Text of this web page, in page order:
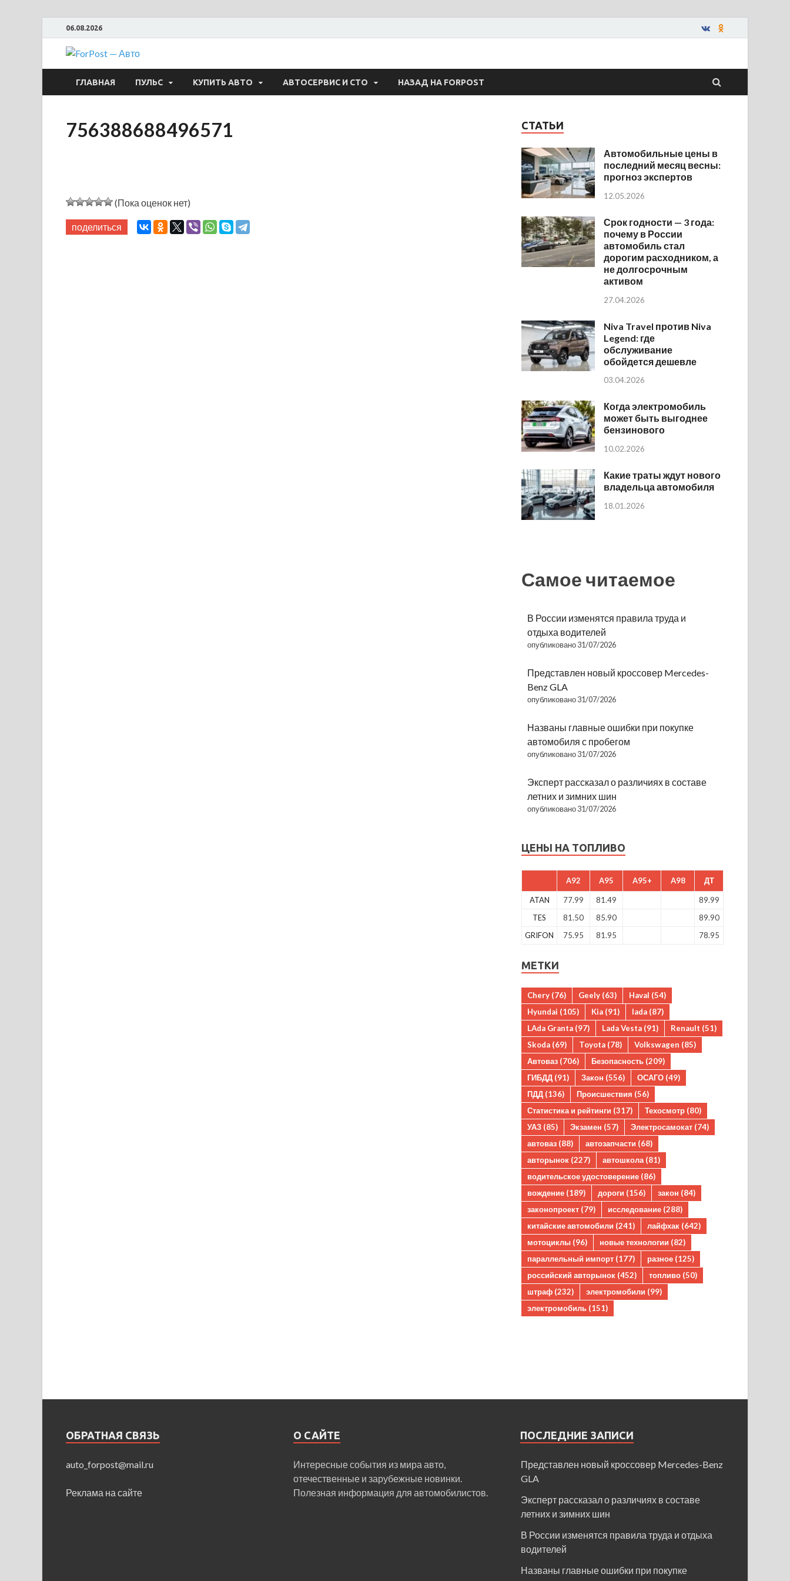
06.08.2026
ForPost — Авто
ГЛАВНАЯ ПУЛЬС КУПИТЬ АВТО АВТОСЕРВИС И СТО НАЗАД НА FORPOST
756388688496571
(Пока оценок нет)
поделиться
СТАТЬИ
Автомобильные цены в
последний месяц весны:
прогноз экспертов
12.05.2026
Срок годности — 3 года:
почему в России
автомобиль стал
дорогим расходником, а
не долгосрочным
активом
27.04.2026
Niva Travel против Niva
Legend: где
обслуживание
обойдется дешевле
03.04.2026
Когда электромобиль
может быть выгоднее
бензинового
10.02.2026
Какие траты ждут нового
владельца автомобиля
18.01.2026
Самое читаемое
В России изменятся правила труда и
отдыха водителей
опубликовано 31/07/2026
Представлен новый кроссовер Mercedes-
Benz GLA
опубликовано 31/07/2026
Названы главные ошибки при покупке
автомобиля с пробегом
опубликовано 31/07/2026
Эксперт рассказал о различиях в составе
летних и зимних шин
опубликовано 31/07/2026
ЦЕНЫ НА ТОПЛИВО
A92 A95 A95+ A98 ДТ
ATAN 77.99 81.49
89.99
TES
81.50 85.90
89.90
GRIFON
75.95 81.95 78.95
МЕТКИ
Chery (76) Geely (63) Haval (54)
Hyundai (105) Kia (91) lada (87)
LAda Granta (97) Lada Vesta (91) Renault (51)
Skoda (69) Toyota (78) Volkswagen (85)
Автоваз (706) Безопасность (209)
ГИБДД (91) Закон (556) ОСАГО (49)
ПДД (136) Происшествия (56)
Статистика и рейтинги (317) Техосмотр (80)
УАЗ (85) Экзамен (57) Электросамокат (74)
автоваз (88) автозапчасти (68)
авторынок (227) автошкола (81)
водительское удостоверение (86)
вождение (189) дороги (156) закон (84)
законопроект (79) исследование (288)
китайские автомобили (241) лайфхак (642)
мотоциклы (96) новые технологии (82)
параллельный импорт (177) разное (125)
российский авторынок (452) топливо (50)
штраф (232) электромобили (99)
электромобиль (151)
ОБРАТНАЯ СВЯЗЬ
auto_forpost@mail.ru
Реклама на сайте
О САЙТЕ
Интересные события из мира авто,
отечественные и зарубежные новинки.
Полезная информация для автомобилистов.
ПОСЛЕДНИЕ ЗАПИСИ
Представлен новый кроссовер Mercedes-Benz
GLA
Эксперт рассказал о различиях в составе
летних и зимних шин
В России изменятся правила труда и отдыха
водителей
Названы главные ошибки при покупке